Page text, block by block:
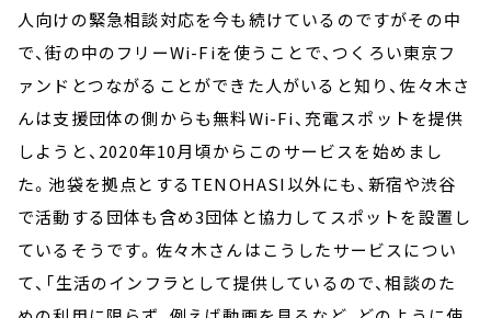
人向けの緊急相談対応を今も続けているのですがその中
で、街の中のフリーWi-Fiを使うことで、つくろい東京フ
ァンドとつながることができた人がいると知り、佐々木さ
んは支援団体の側からも無料Wi-Fi、充電スポットを提供
しようと、2020年10月頃からこのサービスを始めまし
た。池袋を拠点とするTENOHASI以外にも、新宿や渋谷
で活動する団体も含め3団体と協力してスポットを設置し
ているそうです。佐々木さんはこうしたサービスについ
て、「生活のインフラとして提供しているので、相談のた